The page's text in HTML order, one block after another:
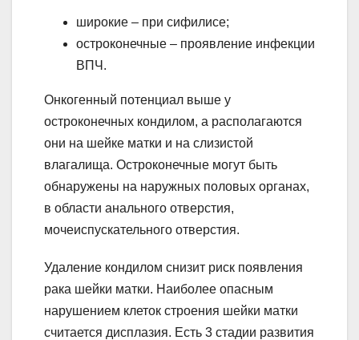
широкие – при сифилисе;
остроконечные – проявление инфекции
ВПЧ.
Онкогенный потенциал выше у
остроконечных кондилом, а располагаются
они на шейке матки и на слизистой
влагалища. Остроконечные могут быть
обнаружены на наружных половых органах,
в области анального отверстия,
мочеиспускательного отверстия.
Удаление кондилом снизит риск появления
рака шейки матки. Наиболее опасным
нарушением клеток строения шейки матки
считается дисплазия. Есть 3 стадии развития